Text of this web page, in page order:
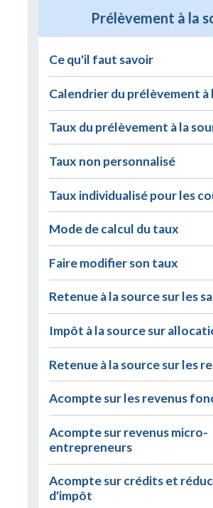
Prélèvement à la
Ce qu'il faut savoir
Calendrier du prélèvement à
Taux du prélèvement à la
Taux non personnalisé
Taux individualisé pour les
Mode de calcul du taux
Faire modifier son taux
Retenue à la source sur les
Impôt à la source sur
Retenue à la source sur les
Acompte sur les revenus
Acompte sur revenus micro-
entrepreneurs
Acompte sur crédits et
d'impôt